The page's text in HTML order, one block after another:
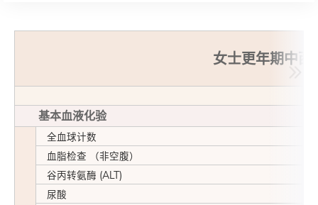
女士更年期中西
基本血液化验
全血球计数
血脂检查 （非空腹）
谷丙转氨酶 (ALT)
尿酸